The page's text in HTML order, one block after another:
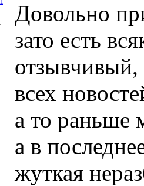
Довольно
зато есть
отзывчивый,
всех
а то раньше
а в
жуткая